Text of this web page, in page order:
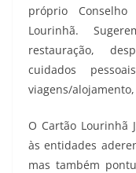
próprio
Lourinhã.
restauração,
cuidados
viagens/
O Cartão Lourinhã
às entidades
mas também